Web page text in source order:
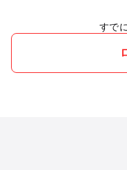
すで